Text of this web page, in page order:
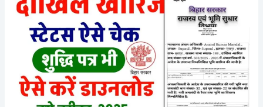
Kharij
Status
Bihar
दाखिल
खारिज
स्टेटस